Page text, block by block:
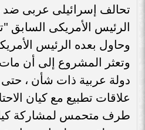
تحالف إسرائيلى عربى
الرئيس الأمريكى السابق
وحاول بعده الرئيس
وتعثر المشروع إلى أن مات
دولة عربية ذات شأن ، حتى
علاقات تطبيع مع كيان
طرف متحمس لمشاركة